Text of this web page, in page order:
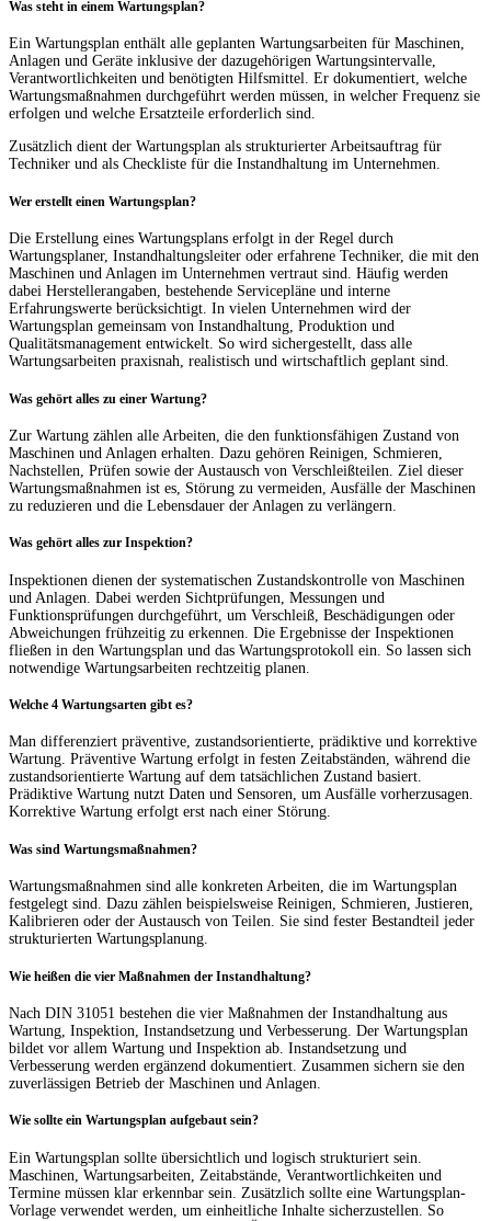
Was steht in einem Wartungsplan?
Ein Wartungsplan enthält alle geplanten Wartungsarbeiten für Maschinen,
Anlagen und Geräte inklusive der dazugehörigen Wartungsintervalle,
Verantwortlichkeiten und benötigten Hilfsmittel. Er dokumentiert, welche
Wartungsmaßnahmen durchgeführt werden müssen, in welcher Frequenz sie
erfolgen und welche Ersatzteile erforderlich sind.
Zusätzlich dient der Wartungsplan als strukturierter Arbeitsauftrag für
Techniker und als Checkliste für die Instandhaltung im Unternehmen.
Wer erstellt einen Wartungsplan?
Die Erstellung eines Wartungsplans erfolgt in der Regel durch
Wartungsplaner, Instandhaltungsleiter oder erfahrene Techniker, die mit den
Maschinen und Anlagen im Unternehmen vertraut sind. Häufig werden
dabei Herstellerangaben, bestehende Servicepläne und interne
Erfahrungswerte berücksichtigt. In vielen Unternehmen wird der
Wartungsplan gemeinsam von Instandhaltung, Produktion und
Qualitätsmanagement entwickelt. So wird sichergestellt, dass alle
Wartungsarbeiten praxisnah, realistisch und wirtschaftlich geplant sind.
Was gehört alles zu einer Wartung?
Zur Wartung zählen alle Arbeiten, die den funktionsfähigen Zustand von
Maschinen und Anlagen erhalten. Dazu gehören Reinigen, Schmieren,
Nachstellen, Prüfen sowie der Austausch von Verschleißteilen. Ziel dieser
Wartungsmaßnahmen ist es, Störung zu vermeiden, Ausfälle der Maschinen
zu reduzieren und die Lebensdauer der Anlagen zu verlängern.
Was gehört alles zur Inspektion?
Inspektionen dienen der systematischen Zustandskontrolle von Maschinen
und Anlagen. Dabei werden Sichtprüfungen, Messungen und
Funktionsprüfungen durchgeführt, um Verschleiß, Beschädigungen oder
Abweichungen frühzeitig zu erkennen. Die Ergebnisse der Inspektionen
fließen in den Wartungsplan und das Wartungsprotokoll ein. So lassen sich
notwendige Wartungsarbeiten rechtzeitig planen.
Welche 4 Wartungsarten gibt es?
Man differenziert präventive, zustandsorientierte, prädiktive und korrektive
Wartung. Präventive Wartung erfolgt in festen Zeitabständen, während die
zustandsorientierte Wartung auf dem tatsächlichen Zustand basiert.
Prädiktive Wartung nutzt Daten und Sensoren, um Ausfälle vorherzusagen.
Korrektive Wartung erfolgt erst nach einer Störung.
Was sind Wartungsmaßnahmen?
Wartungsmaßnahmen sind alle konkreten Arbeiten, die im Wartungsplan
festgelegt sind. Dazu zählen beispielsweise Reinigen, Schmieren, Justieren,
Kalibrieren oder der Austausch von Teilen. Sie sind fester Bestandteil jeder
strukturierten Wartungsplanung.
Wie heißen die vier Maßnahmen der Instandhaltung?
Nach DIN 31051 bestehen die vier Maßnahmen der Instandhaltung aus
Wartung, Inspektion, Instandsetzung und Verbesserung. Der Wartungsplan
bildet vor allem Wartung und Inspektion ab. Instandsetzung und
Verbesserung werden ergänzend dokumentiert. Zusammen sichern sie den
zuverlässigen Betrieb der Maschinen und Anlagen.
Wie sollte ein Wartungsplan aufgebaut sein?
Ein Wartungsplan sollte übersichtlich und logisch strukturiert sein.
Maschinen, Wartungsarbeiten, Zeitabstände, Verantwortlichkeiten und
Termine müssen klar erkennbar sein. Zusätzlich sollte eine Wartungsplan-
Vorlage verwendet werden, um einheitliche Inhalte sicherzustellen. So